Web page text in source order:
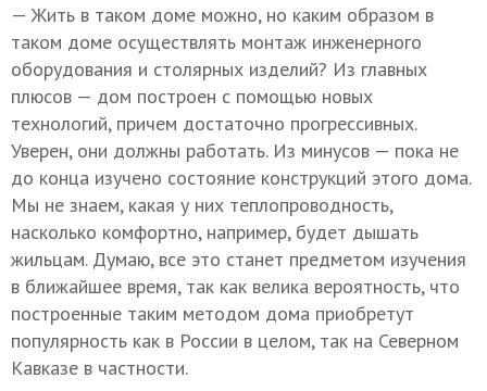
— Жить в таком доме можно, но каким образом в
таком доме осуществлять монтаж инженерного
оборудования и столярных изделий? Из главных
плюсов — дом построен с помощью новых
технологий, причем достаточно прогрессивных.
Уверен, они должны работать. Из минусов — пока не
до конца изучено состояние конструкций этого дома.
Мы не знаем, какая у них теплопроводность,
насколько комфортно, например, будет дышать
жильцам. Думаю, все это станет предметом изучения
в ближайшее время, так как велика вероятность, что
построенные таким методом дома приобретут
популярность как в России в целом, так на Северном
Кавказе в частности.